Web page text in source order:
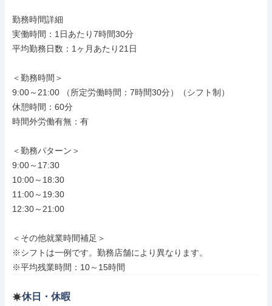
勤務時間詳細
実働時間：1日あたり7時間30分
平均勤務日数：1ヶ月あたり21日
＜勤務時間＞
9:00～21:00 （所定労働時間：7時間30分）（シフト制）
休憩時間：60分
時間外労働有無：有
＜勤務パターン＞
9:00～17:30
10:00～18:30
11:00～19:30
12:30～21:00
＜その他就業時間補足＞
※シフトは一例です。勤務店舗により異なります。
※平均残業時間：10～15時間
休日・休暇